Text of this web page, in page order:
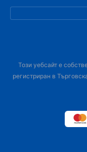
Този уебсайт е
регистриран в